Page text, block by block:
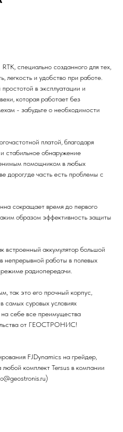
специально созданного для тех,
легкость и удобство при работе.
в эксплуатации и
которая работает без
- забудьте о необходимости
платой, благодаря
стабильное обнаружение
помощником в любых
дорог,где часть есть проблемы с
сокращает время до первого
образом эффективность защиты
встроенный аккумулятор большой
непрерывной работы в полевых
радиопередачи.
так это его прочный корпус,
суровых условиях
себе все преимущества
от ГЕОСТРОНИС!
FJDynamics на грейдер,
любой комплект Tersus в компании